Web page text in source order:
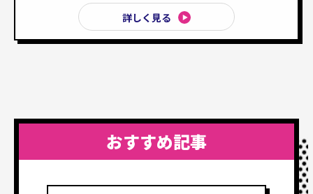
詳しく見る
おすすめ記事